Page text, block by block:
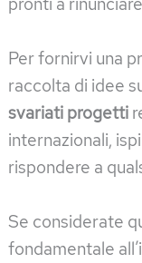
Per fornirvi una
raccolta di idee
svariati progetti
internazionali,
rispondere a
Se considerate
fondamentale